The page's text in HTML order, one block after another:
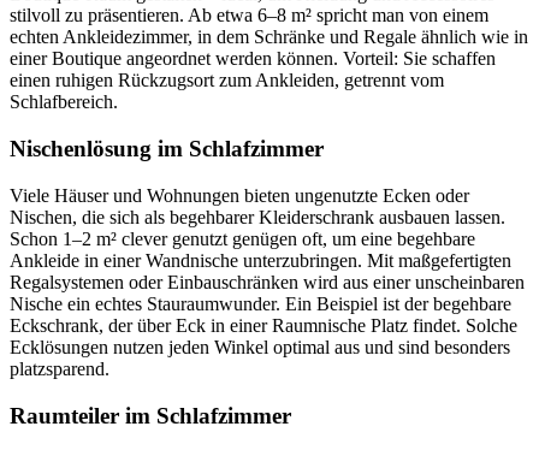
stilvoll zu präsentieren. Ab etwa 6–8 m² spricht man von einem
echten Ankleidezimmer, in dem Schränke und Regale ähnlich wie in
einer Boutique angeordnet werden können. Vorteil: Sie schaffen
einen ruhigen Rückzugsort zum Ankleiden, getrennt vom
Schlafbereich.
Nischenlösung im Schlafzimmer
Viele Häuser und Wohnungen bieten ungenutzte Ecken oder
Nischen, die sich als begehbarer Kleiderschrank ausbauen lassen.
Schon 1–2 m² clever genutzt genügen oft, um eine begehbare
Ankleide in einer Wandnische unterzubringen. Mit maßgefertigten
Regalsystemen oder Einbauschränken wird aus einer unscheinbaren
Nische ein echtes Stauraumwunder. Ein Beispiel ist der begehbare
Eckschrank, der über Eck in einer Raumnische Platz findet. Solche
Ecklösungen nutzen jeden Winkel optimal aus und sind besonders
platzsparend.
Raumteiler im Schlafzimmer